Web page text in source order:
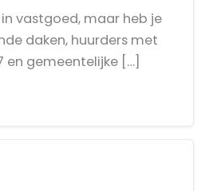
vastgoed, maar heb je
daken, huurders met
en gemeentelijke […]